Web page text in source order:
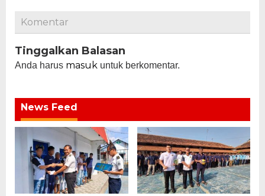
Komentar
Tinggalkan Balasan
Anda harus masuk untuk berkomentar.
News Feed